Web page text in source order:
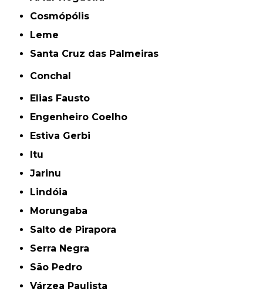
Cosmópólis
Leme
Santa Cruz das Palmeiras
Conchal
Elias Fausto
Engenheiro Coelho
Estiva Gerbi
Itu
Jarinu
Lindóia
Morungaba
Salto de Pirapora
Serra Negra
São Pedro
Várzea Paulista